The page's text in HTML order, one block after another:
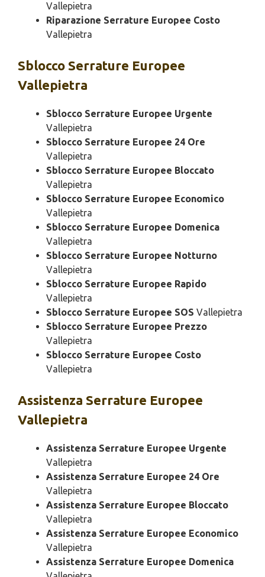
Vallepietra
Riparazione Serrature Europee Costo
Vallepietra
Sblocco Serrature Europee
Vallepietra
Sblocco Serrature Europee Urgente
Vallepietra
Sblocco Serrature Europee 24 Ore
Vallepietra
Sblocco Serrature Europee Bloccato
Vallepietra
Sblocco Serrature Europee Economico
Vallepietra
Sblocco Serrature Europee Domenica
Vallepietra
Sblocco Serrature Europee Notturno
Vallepietra
Sblocco Serrature Europee Rapido
Vallepietra
Sblocco Serrature Europee SOS Vallepietra
Sblocco Serrature Europee Prezzo
Vallepietra
Sblocco Serrature Europee Costo
Vallepietra
Assistenza Serrature Europee
Vallepietra
Assistenza Serrature Europee Urgente
Vallepietra
Assistenza Serrature Europee 24 Ore
Vallepietra
Assistenza Serrature Europee Bloccato
Vallepietra
Assistenza Serrature Europee Economico
Vallepietra
Assistenza Serrature Europee Domenica